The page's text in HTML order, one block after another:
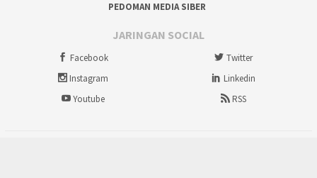
PEDOMAN MEDIA SIBER
JARINGAN SOCIAL
Facebook
Twitter
Instagram
Linkedin
Youtube
RSS